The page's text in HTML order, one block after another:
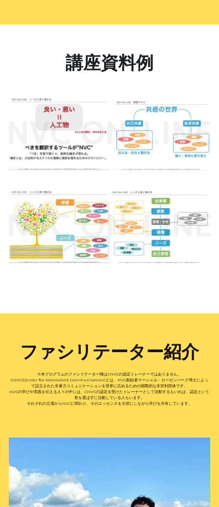
講座資料例
ファシリテーター紹介
※本プログラムのファシリテーター陣はCNVCの認定トレーナーではありません。
CNVC(Center for Nonviolent Communication)とは、NVC創始者マーシャル・ローゼンバーグ博士によっ
て設立された非暴力コミュニケーションを世界に広めるための国際的な非営利団体です。
NVCの学びや実践を伝える人々の中には、CNVCの認定を受けたトレーナーとして活動するもいれば、認定という
形を選ばずに活動している人もいます。
それぞれの立場からNVCに関わり、そのエッセンスを大切にしながら学びを共有しています。